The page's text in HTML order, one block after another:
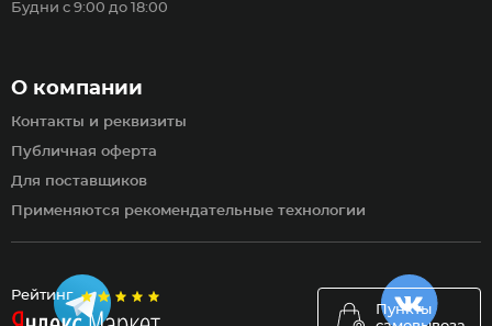
Рейтинг
Пункты
О компании
Контакты и реквизиты
Публичная оферта
Для поставщиков
Применяются рекомендательные технологии
Будни с 9:00 до 18:00